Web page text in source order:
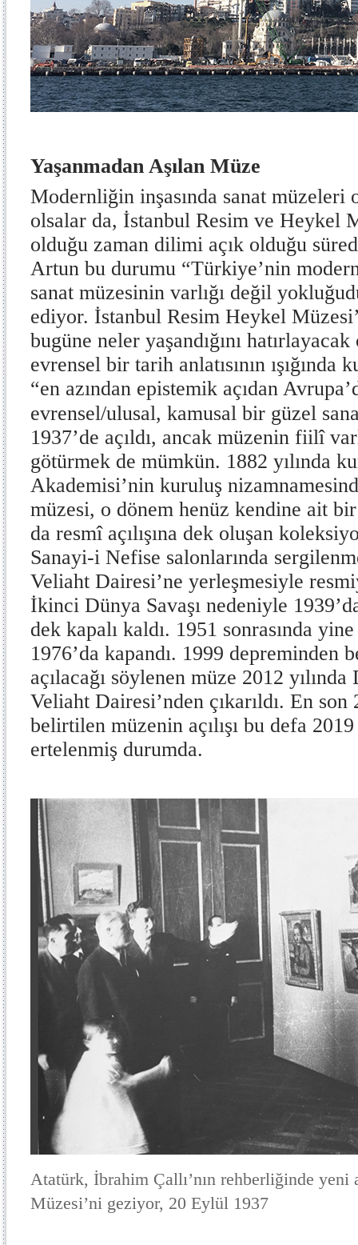
Yaşanmadan Aşılan Müze
Modernliğin inşasında sanat müzeleri
olsalar da, İstanbul Resim ve Heykel
olduğu zaman dilimi açık olduğu
Artun bu durumu “Türkiye’nin
sanat müzesinin varlığı değil
ediyor. İstanbul Resim Heykel
bugüne neler yaşandığını
evrensel bir tarih anlatısının ışığında
“en azından epistemik açıdan
evrensel/ulusal, kamusal bir güzel
1937’de açıldı, ancak müzenin fiilî
götürmek de mümkün. 1882 yılında
Akademisi’nin kuruluş
müzesi, o dönem henüz kendine ait
da resmî açılışına dek oluşan
Sanayi-i Nefise salonlarında
Veliaht Dairesi’ne yerleşmesiyle
İkinci Dünya Savaşı nedeniyle
dek kapalı kaldı. 1951 sonrasında
1976’da kapandı. 1999 depreminden
açılacağı söylenen müze 2012
Veliaht Dairesi’nden çıkarıldı. En son
belirtilen müzenin açılışı bu defa 2019
ertelenmiş durumda.
Atatürk, İbrahim Çallı’nın rehberliğinde yeni
Müzesi’ni geziyor, 20 Eylül 1937